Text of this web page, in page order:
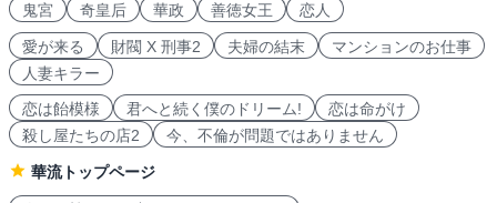
鬼宮
奇皇后 華政 善徳女王 恋人
愛が来る 財閥 X 刑事2 夫婦の結末
マンションのお仕事
人妻キラー
恋は飴模様
君へと続く僕のドリーム!
恋は命がけ
殺し屋たちの店2
今、不倫が問題ではありません
華流トップページ